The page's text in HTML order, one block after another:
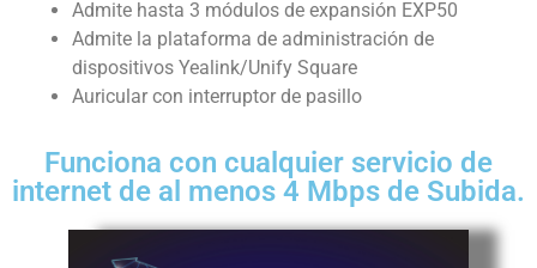
Admite hasta 3 módulos de expansión EXP50
Admite la plataforma de administración de
dispositivos Yealink/Unify Square
Auricular con interruptor de pasillo
Funciona con cualquier servicio de
internet de al menos 4 Mbps de Subida.